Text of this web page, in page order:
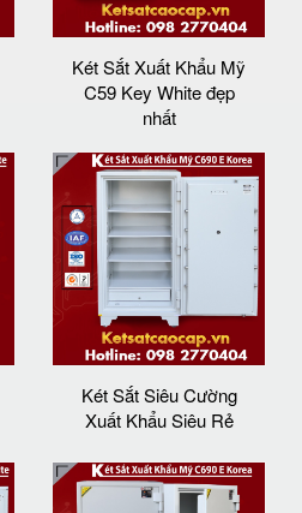
Két Sắt Xuất Khẩu Mỹ
C59 Key White đẹp
nhất
Két Sắt Siêu Cường
Xuất Khẩu Siêu Rẻ